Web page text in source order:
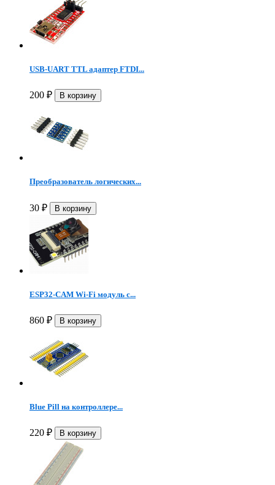
USB-UART TTL адаптер FTDI...
200 ₽
Преобразователь логических...
30 ₽
ESP32-CAM Wi-Fi модуль с...
860 ₽
Blue Pill на контроллере...
220 ₽